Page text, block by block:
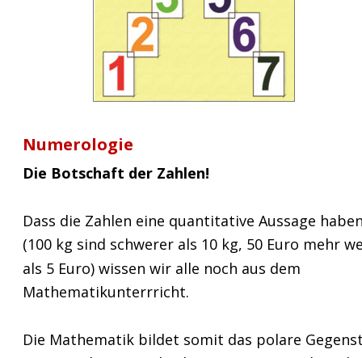
Numerologie
Die Botschaft der Zahlen!
Dass die Zahlen eine quantitative Aussage
(100 kg sind schwerer als 10 kg, 50 Euro mehr
als 5 Euro) wissen wir alle noch aus dem
Mathematikunterrricht.
Die Mathematik bildet somit das polare